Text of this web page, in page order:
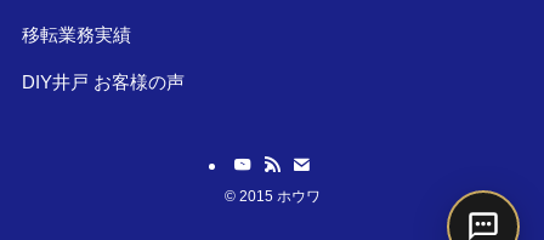
移転業務実績
DIY井戸 お客様の声
©2015 ホウワ